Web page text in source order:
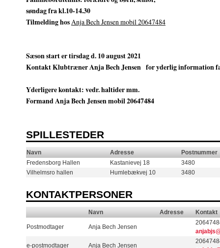
søndag fra kl.10-14.30
Tilmelding hosAnja Bech Jensen mobil 20647484
Sæson start er tirsdag d. 10 august 2021
Kontakt Klubtræner Anja Bech Jensen for yderlig information
Yderligere kontakt: vedr. haltider mm.
Formand Anja Bech Jensen mobil 20647484
SPILLESTEDER
Navn Adresse
Postnummer
Fredensborg Hallen
Kastanievej 18
3480
Vilhelmsro hallen
Humlebækvej 10 3480
KONTAKTPERSONER
Navn Adresse Kontakt
Postmodtager Anja Bech Jensen
e-postmodtager Anja Bech Jensen